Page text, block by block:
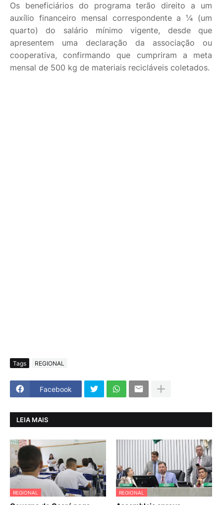
Os beneficiários do programa terão direito a um
auxílio financeiro mensal correspondente a ¼ (um
quarto) do salário mínimo vigente, desde que
apresentem uma declaração da associação ou
cooperativa, confirmando que cumpriram a meta
mensal de 500 kg de materiais recicláveis coletados.
Tags REGIONAL
Facebook
LEIA MAIS
REGIONAL REGIONAL